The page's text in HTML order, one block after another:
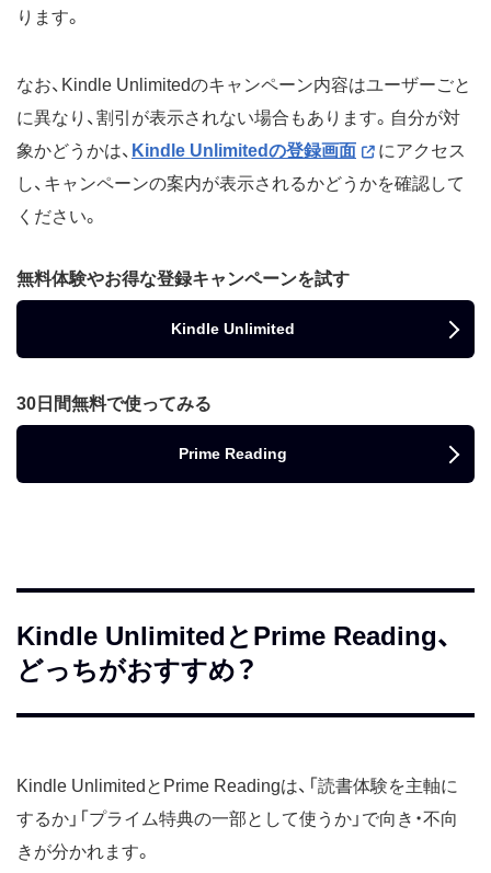
ります。
なお、Kindle Unlimitedのキャンペーン内容はユーザーごと
に異なり、割引が表示されない場合もあります。自分が対
象かどうかは、 Kindle Unlimitedの登録画面
にアクセス
し、キャンペーンの案内が表示されるかどうかを確認して
ください。
無料体験やお得な登録キャンペーンを試す
Kindle Unlimited
30日間無料で使ってみる
Prime Reading
Kindle UnlimitedとPrime Reading、
どっちがおすすめ？
Kindle UnlimitedとPrime Readingは、「読書体験を主軸に
するか」「プライム特典の一部として使うか」で向き・不向
きが分かれます。